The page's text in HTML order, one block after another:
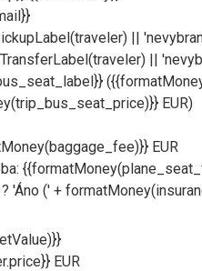
||
||
EUR)
EUR
'Áno (' +
EUR